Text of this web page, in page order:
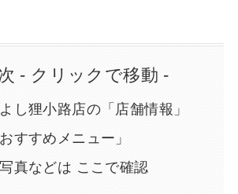
- クリックで移動 -
し狸小路店の「店舗情報」
すすめメニュー」
真などは ここで確認